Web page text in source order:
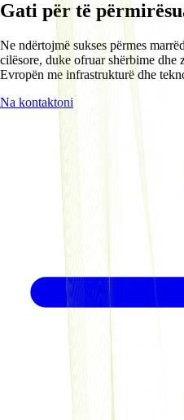
Gati për të
Ne ndërtojmë sukses përmes
cilësore, duke ofruar shërbime
Evropën me infrastrukturë dhe
Na kontaktoni